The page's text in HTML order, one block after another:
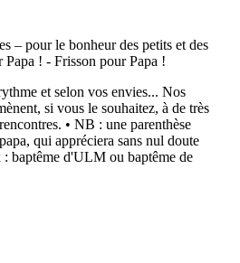
et selon vos envies... Nos
si vous le souhaitez, à de très
• NB : une parenthèse
qui appréciera sans nul doute
baptême d'ULM ou baptême de